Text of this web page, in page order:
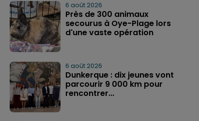
6 août 2026
Près de 300 animaux
secourus à Oye-Plage lors
d'une vaste opération
6 août 2026
Dunkerque : dix jeunes vont
parcourir 9 000 km pour
rencontrer...